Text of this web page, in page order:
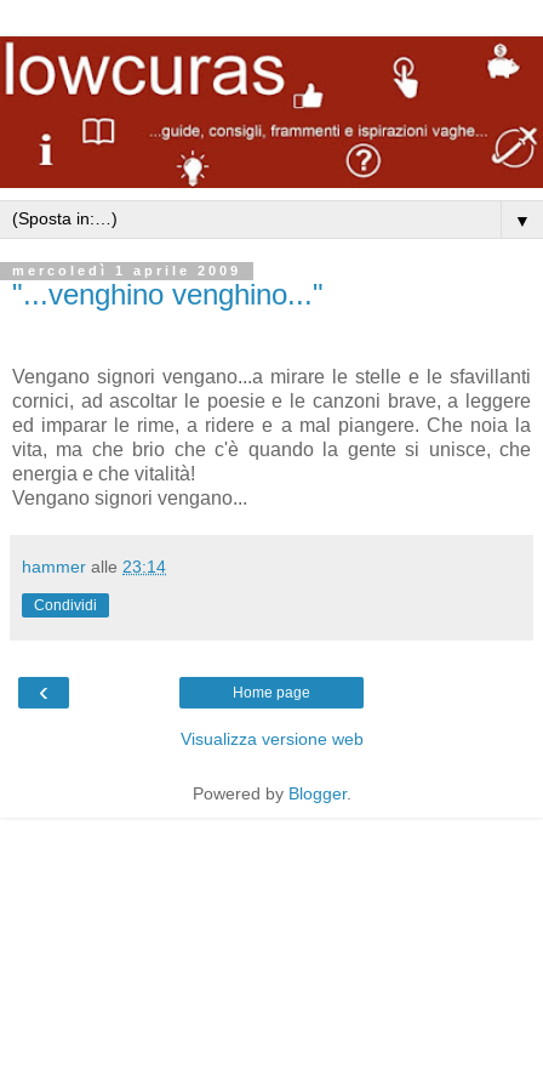
▼
mercoledì 1 aprile 2009
"...venghino venghino..."
Vengano signori vengano...a mirare le stelle e le sfavillanti
cornici, ad ascoltar le poesie e le canzoni brave, a leggere
ed imparar le rime, a ridere e a mal piangere. Che noia la
vita, ma che brio che c'è quando la gente si unisce, che
energia e che vitalità!
Vengano signori vengano...
hammer alle 23:14
Condividi
‹ Home page
Visualizza versione web
Powered by Blogger.